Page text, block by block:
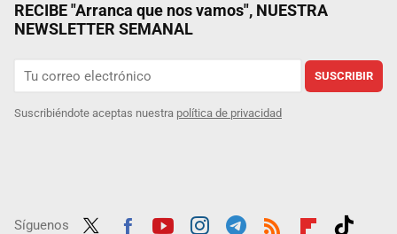
RECIBE "Arranca que nos vamos", NUESTRA
NEWSLETTER SEMANAL
SUSCRIBIR
Suscribiéndote aceptas nuestra política de privacidad
Síguenos